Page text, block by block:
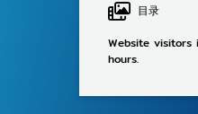
目录
Website
hours.